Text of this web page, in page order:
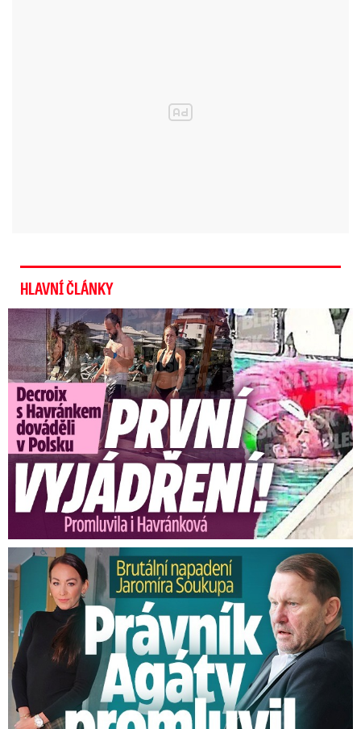
HLAVNÍ ČLÁNKY
Exministryně s Havránkem dováděli v Polsku: První slova!
Brutální napadení Soukupa. Právník Agáty promluvil